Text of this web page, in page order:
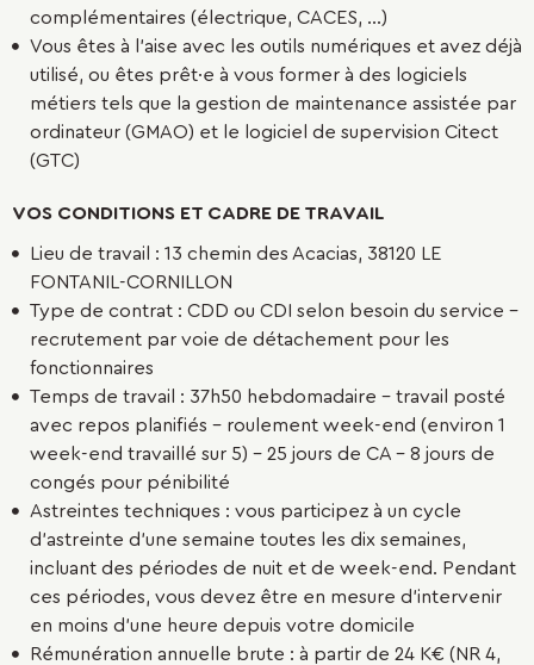
complémentaires (électrique, CACES, …)
Vous êtes à l’aise avec les outils numériques et avez déjà
utilisé, ou êtes prêt·e à vous former à des logiciels
métiers tels que la gestion de maintenance assistée par
ordinateur (GMAO) et le logiciel de supervision Citect
(GTC)
VOS CONDITIONS ET CADRE DE TRAVAIL
Lieu de travail : 13 chemin des Acacias, 38120 LE
FONTANIL-CORNILLON
Type de contrat : CDD ou CDI selon besoin du service -
recrutement par voie de détachement pour les
fonctionnaires
Temps de travail : 37h50 hebdomadaire – travail posté
avec repos planifiés – roulement week-end (environ 1
week-end travaillé sur 5) – 25 jours de CA – 8 jours de
congés pour pénibilité
Astreintes techniques : vous participez à un cycle
d’astreinte d’une semaine toutes les dix semaines,
incluant des périodes de nuit et de week-end. Pendant
ces périodes, vous devez être en mesure d’intervenir
en moins d'une heure depuis votre domicile
Rémunération annuelle brute : à partir de 24 K€ (NR 4,